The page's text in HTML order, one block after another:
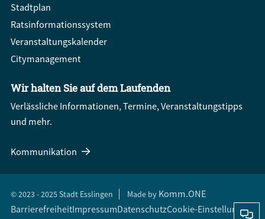
Stadtplan
Ratsinformationssystem
Veranstaltungskalender
Citymanagement
Wir halten Sie auf dem Laufenden
Verlässliche Informationen, Termine, Veranstaltungstipps
und mehr.
Kommunikation
© 2023 - 2025 Stadt Esslingen Made by Komm.ONE
BarrierefreiheitImpressumDatenschutzCookie-Einstellungen